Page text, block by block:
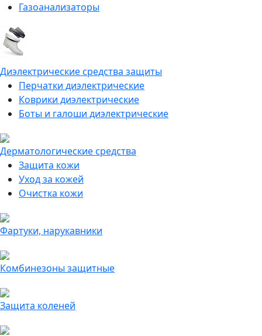
Газоанализаторы
Диэлектрические средства защиты
Перчатки диэлектрические
Коврики диэлектрические
Боты и галоши диэлектрические
Дерматологические средства
Защита кожи
Уход за кожей
Очистка кожи
Фартуки, нарукавники
Комбинезоны защитные
Защита коленей